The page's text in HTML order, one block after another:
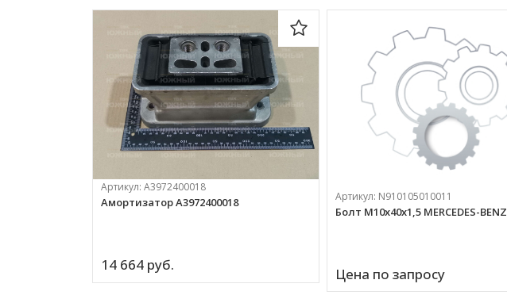
Артикул: А3972400018
Амортизатор А3972400018
14 664 руб.
Артикул: N910105010011
Болт М10х40х1,5 MERCEDES-BENZ
Цена по запросу